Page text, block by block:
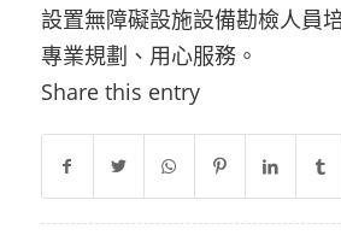
設置無障礙設施設備勘檢人員
專業規劃、用心服務。
Share this entry